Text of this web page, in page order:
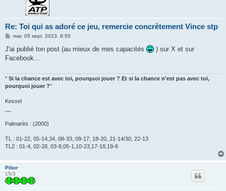
Re: Toi qui as adoré ce jeu, remercie concrètement Vince stp
M
s
a
mar. 05 sept. 2023, 8:55
J'ai publié ton post (au mieux de mes capacités
) sur X et sur
Facebook...
" Si la chance est avec toi, pourquoi jouer ? Et si la chance n'est pas avec toi,
pourquoi jouer ?"
Kessel
Palmarès : (2000)
TL : 01-22, 05-14,34, 08-33, 09-17, 18-20, 21-14/30, 22-13
TL2 : 01-4, 02-28, 03-8,05-1,10-23,17-18,19-6
Pibor
15/3